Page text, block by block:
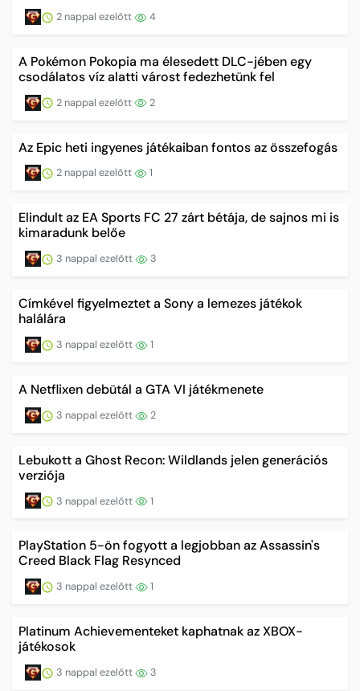
2 nappal ezelőtt 4
A Pokémon Pokopia ma élesedett DLC-jében egy
csodálatos víz alatti várost fedezhetünk fel
2 nappal ezelőtt 2
Az Epic heti ingyenes játékaiban fontos az összefogás
2 nappal ezelőtt 1
Elindult az EA Sports FC 27 zárt bétája, de sajnos mi is
kimaradunk belőe
3 nappal ezelőtt 3
Címkével figyelmeztet a Sony a lemezes játékok
halálára
3 nappal ezelőtt 1
A Netflixen debütál a GTA VI játékmenete
3 nappal ezelőtt 2
Lebukott a Ghost Recon: Wildlands jelen generációs
verziója
3 nappal ezelőtt 1
PlayStation 5-ön fogyott a legjobban az Assassin's
Creed Black Flag Resynced
3 nappal ezelőtt 1
Platinum Achievementeket kaphatnak az XBOX-
játékosok
3 nappal ezelőtt 3